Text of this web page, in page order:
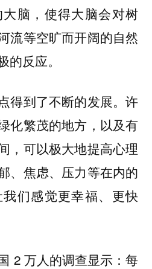
脑，使得大脑会对树
流等空旷而开阔的自然
反应。
得到了不断的发展。许
化繁茂的地方，以及有
，可以极大地提高心理
、焦虑、压力等在内的
们感觉更幸福、更快
2 万人的调查显示：每